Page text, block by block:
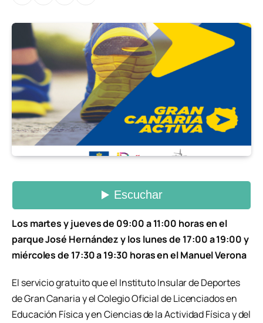
Los martes y jueves de 09:00 a 11:00 horas en el
parque José Hernández y los lunes de 17:00 a 19:00 y
miércoles de 17:30 a 19:30 horas en el Manuel Verona
El servicio gratuito que el Instituto Insular de Deportes
de Gran Canaria y el Colegio Oficial de Licenciados en
Educación Física y en Ciencias de la Actividad Física y del